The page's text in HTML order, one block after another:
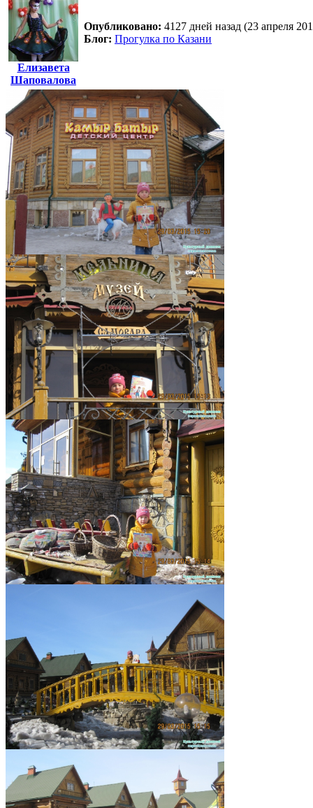
Елизавета
Шаповалова
Опубликовано: 4127 дней назад (23 апреля
Блог: Прогулка по Казани